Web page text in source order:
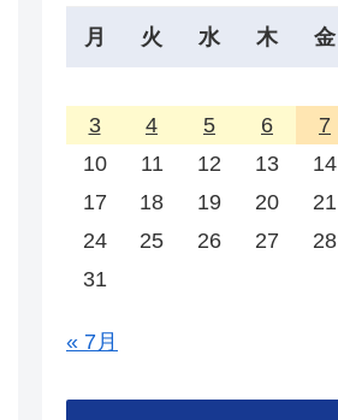
月 火 水 木 金
3
4 5 6 7
10
11 12 13 14
17
18 19 20 21
24
25 26 27 28
31
« 7月